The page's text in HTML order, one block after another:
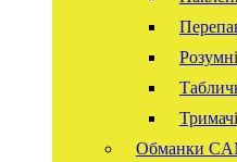
Обманки